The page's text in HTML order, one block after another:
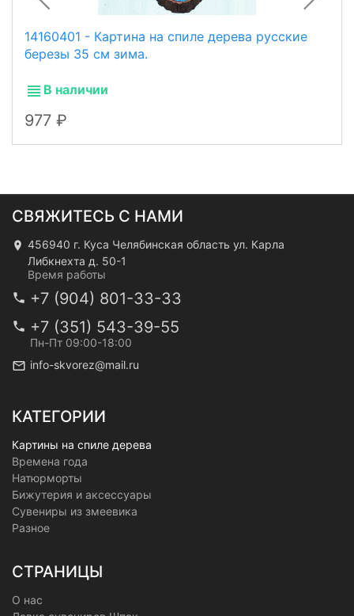
14160401 - Картина на спиле дерева русские
березы 35 см зима.
В наличии
977
СВЯЖИТЕСЬ С НАМИ
456940 г. Куса Челябинская область ул. Карла
Либкнехта д. 50-1
Время работы
+7 (904) 801-33-33
+7 (351) 543-39-55
Пн-Пт 09:00-18:00
info-skvorez@mail.ru
КАТЕГОРИИ
Картины на спиле дерева
Времена года
Натюрморты
Бижутерия и аксессуары
Сувениры из змеевика
Разное
СТРАНИЦЫ
О нас